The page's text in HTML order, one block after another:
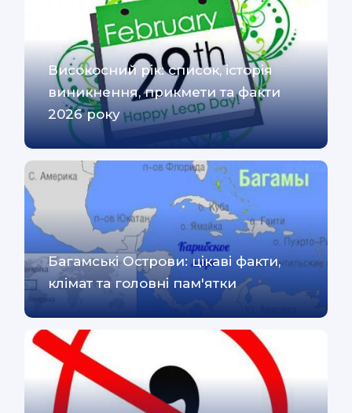
Високосний рік: список, історія
виникнення, прикмети та факти
2026 року
Багамські Острови: цікаві факти,
клімат та головні пам'ятки